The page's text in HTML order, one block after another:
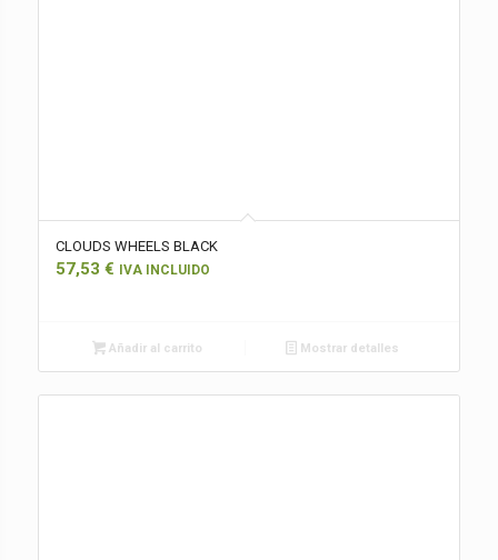
CLOUDS WHEELS BLACK
57,53 € IVA INCLUIDO
Añadir al carrito Mostrar detalles